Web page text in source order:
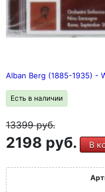
Alban Berg (1885-1935) -
Есть в наличии
13399руб.
2198 руб. В